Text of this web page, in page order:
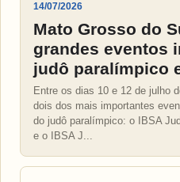
14/07/2026
Mato Grosso do
grandes eventos
judô paralímpico
Entre os dias 10 e 12 de julho
dois dos mais importantes
do judô paralímpico: o IBSA
e o IBSA J...